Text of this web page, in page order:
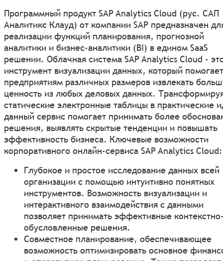
Программный продукт SAP Analytics Cloud (рус. САП
Аналитикс Клауд) от компании SAP предназначен
реализации функций планирования, прогнозной
аналитики и бизнес-аналитики (BI) в едином SaaS
решении. Облачная система SAP Analytics Cloud -
инструмент визуализации данных, который помогает
предприятиям различных размеров извлекать
ценность из любых деловых данных.
статические электронные таблицы в практические
данный сервис помогает принимать более
решения, выявлять скрытые тенденции и повышать
эффективность бизнеса. Ключевые возможности
корпоративного онлайн-сервиса SAP Analytics Cloud:
Глубокое и простое исследование данных всей
организации с помощью интуитивно понятных
инструментов. Возможность визуализации и
интерактивного взаимодействия с данными
позволяет принимать эффективные
обусловленные решения.
Совместное планирование, обеспечивающее
возможность оптимизировать основное